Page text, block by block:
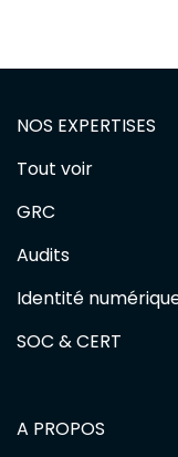
NOS EXPERTISES
Tout voir
GRC
Audits
Identité
SOC & CERT
A PROPOS